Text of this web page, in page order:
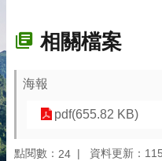
相關檔案
海報
pdf(655.82 KB)
點閱數： 24
資料更新：